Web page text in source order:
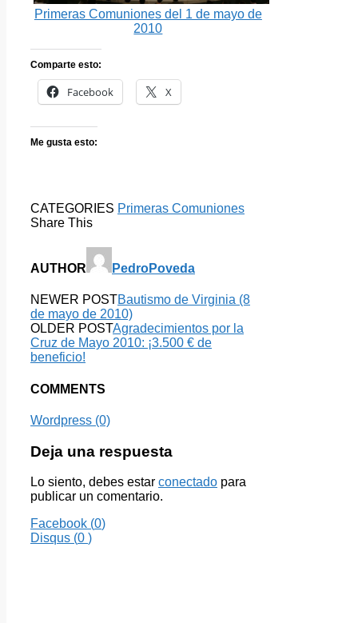
Primeras Comuniones del 1 de mayo de
2010
Comparte esto:
Facebook X
Me gusta esto:
CATEGORIES Primeras Comuniones
Share This
AUTHOR PedroPoveda
NEWER POSTBautismo de Virginia (8
de mayo de 2010)
OLDER POSTAgradecimientos por la
Cruz de Mayo 2010: ¡3.500 € de
beneficio!
COMMENTS
Wordpress (0)
Deja una respuesta
Lo siento, debes estar conectado para
publicar un comentario.
Facebook (0)
Disqus (0 )